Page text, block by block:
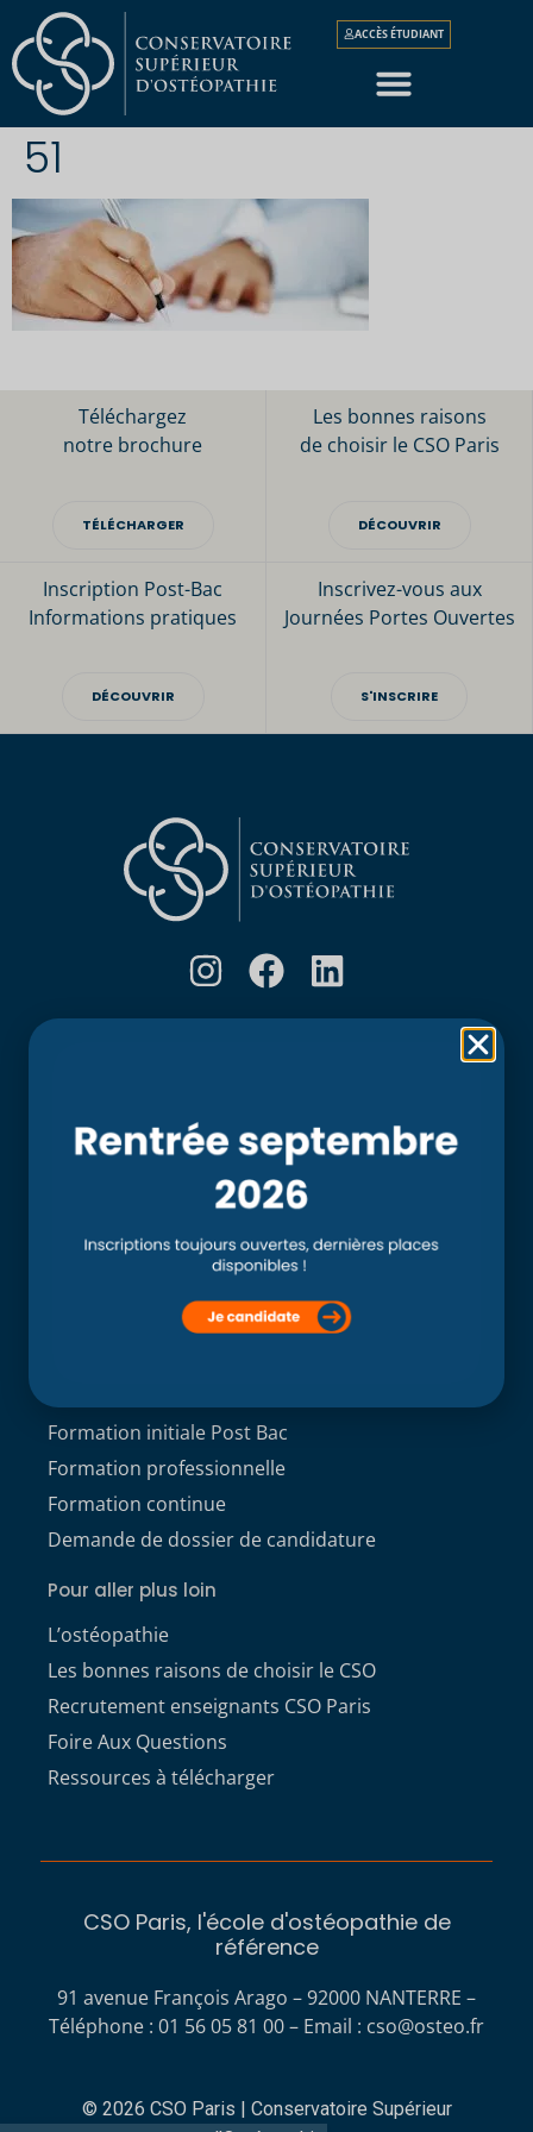
ACCÈS ÉTUDIANT
51
Téléchargez
notre brochure
TÉLÉCHARGER
Les bonnes raisons
de choisir le CSO Paris
DÉCOUVRIR
Inscription Post-Bac
Informations pratiques
DÉCOUVRIR
Inscrivez-vous aux
Journées Portes Ouvertes
S'INSCRIRE
Rubriques
Recherche
Clinique ostéopathique interne du CSO Paris
Service aux étudiants
ACCÈS ÉTUDIANT
Formation initiale Post Bac
Formation professionnelle
Formation continue
Demande de dossier de candidature
Pour aller plus loin
L’ostéopathie
Les bonnes raisons de choisir le CSO
Recrutement enseignants CSO Paris
Foire Aux Questions
Ressources à télécharger
CSO Paris, l'école d'ostéopathie de
référence
91 avenue François Arago – 92000 NANTERRE –
Téléphone : 01 56 05 81 00 – Email : cso@osteo.fr
© 2026 CSO Paris | Conservatoire Supérieur